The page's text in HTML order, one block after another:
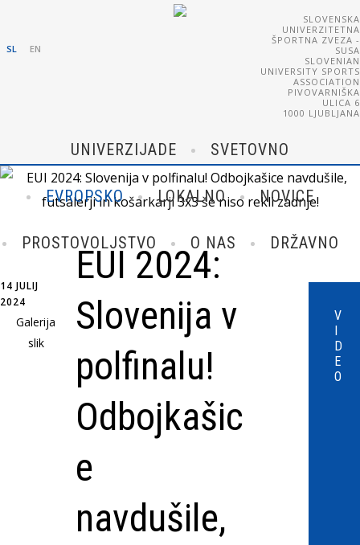
SL EN
SLOVENSKA
UNIVERZITETNA
ŠPORTNA ZVEZA -
SUSA
SLOVENIAN
UNIVERSITY SPORTS
ASSOCIATION
PIVOVARNIŠKA
ULICA 6
1000 LJUBLJANA
UNIVERZIJADE SVETOVNO
EVROPSKO LOKALNO NOVICE
PROSTOVOLJSTVO O NAS DRŽAVNO
14 JULIJ
2024
Galerija
slik
EUI 2024:
Slovenija v
polfinalu!
Odbojkašic
e
navdušile,
V
I
D
E
O